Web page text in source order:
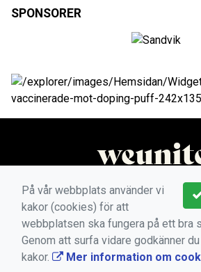
SPONSORER
På vår webbplats använder vi
kakor (cookies) för att
webbplatsen ska fungera på ett bra
Genom att surfa vidare godkänner
kakor.
Mer information om